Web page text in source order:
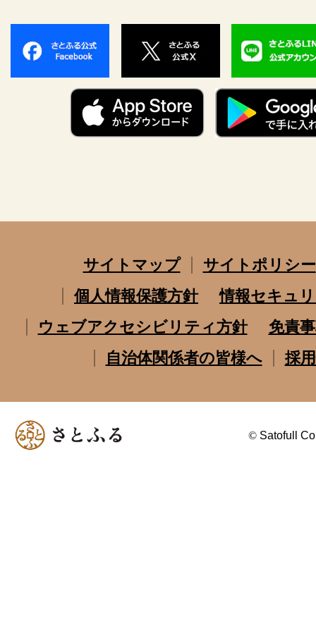
サイトマップ
サイトポリシー
個人情報保護方針
情報セキュ
ウェブアクセシビリティ方針
免責
自治体関係者の皆様へ
採
© Satofull